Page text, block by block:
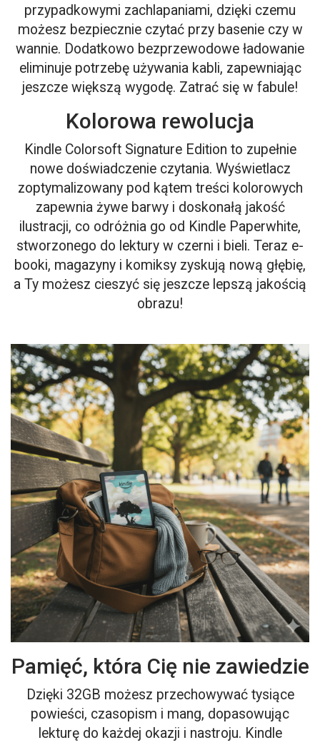
przypadkowymi zachlapaniami, dzięki czemu
możesz bezpiecznie czytać przy basenie czy w
wannie. Dodatkowo bezprzewodowe ładowanie
eliminuje potrzebę używania kabli, zapewniając
jeszcze większą wygodę. Zatrać się w fabule!
Kolorowa rewolucja
Kindle Colorsoft Signature Edition to zupełnie
nowe doświadczenie czytania. Wyświetlacz
zoptymalizowany pod kątem treści kolorowych
zapewnia żywe barwy i doskonałą jakość
ilustracji, co odróżnia go od Kindle Paperwhite,
stworzonego do lektury w czerni i bieli. Teraz e-
booki, magazyny i komiksy zyskują nową głębię,
a Ty możesz cieszyć się jeszcze lepszą jakością
obrazu!
Pamięć, która Cię nie zawiedzie
Dzięki 32GB możesz przechowywać tysiące
powieści, czasopism i mang, dopasowując
lekturę do każdej okazji i nastroju. Kindle